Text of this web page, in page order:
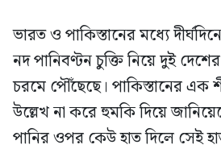
ভারত ও পাকিস্তানের মধ্যে
নদ পানিবণ্টন চুক্তি নিয়ে দুই
চরমে পৌঁছেছে। পাকিস্তানের এক
উল্লেখ না করে হুমকি দিয়ে
পানির ওপর কেউ হাত দিলে সেই